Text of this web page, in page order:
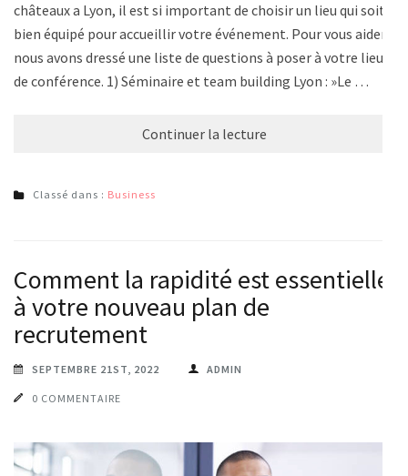
châteaux a Lyon, il est si important de choisir un lieu qui soit
bien équipé pour accueillir votre événement. Pour vous aider,
nous avons dressé une liste de questions à poser à votre lieu
de conférence. 1) Séminaire et team building Lyon : »Le …
Continuer la lecture
Classé dans : Business
Comment la rapidité est essentielle
à votre nouveau plan de
recrutement
SEPTEMBRE 21ST, 2022 ADMIN
0 COMMENTAIRE